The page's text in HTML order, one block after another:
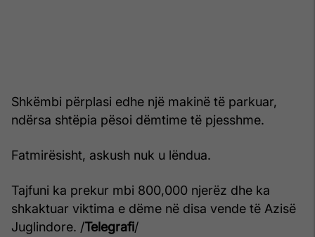
Shkëmbi përplasi edhe një makinë të parkuar,
ndërsa shtëpia pësoi dëmtime të pjesshme.
Fatmirësisht, askush nuk u lëndua.
Tajfuni ka prekur mbi 800,000 njerëz dhe ka
shkaktuar viktima e dëme në disa vende të Azisë
Juglindore. /Telegrafi/